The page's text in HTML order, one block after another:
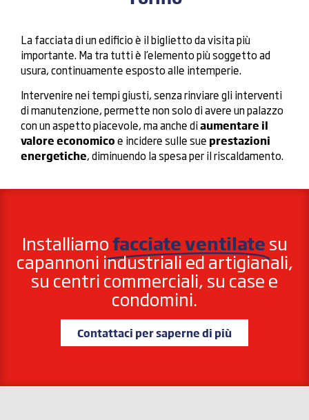
La facciata di un edificio è il biglietto da visita più
importante. Ma tra tutti è l’elemento più soggetto ad
usura, continuamente esposto alle intemperie.
Intervenire nei tempi giusti, senza rinviare gli interventi
di manutenzione, permette non solo di avere un palazzo
con un aspetto piacevole, ma anche diaumentare il
valore economicoe incidere sulle sue prestazioni
energetiche, diminuendo la spesa per il riscaldamento.
Installiamofacciate ventilatesu
capannoni industriali ed artigianali,
su centri commerciali, su case e
condomini.
Contattaci per saperne di più